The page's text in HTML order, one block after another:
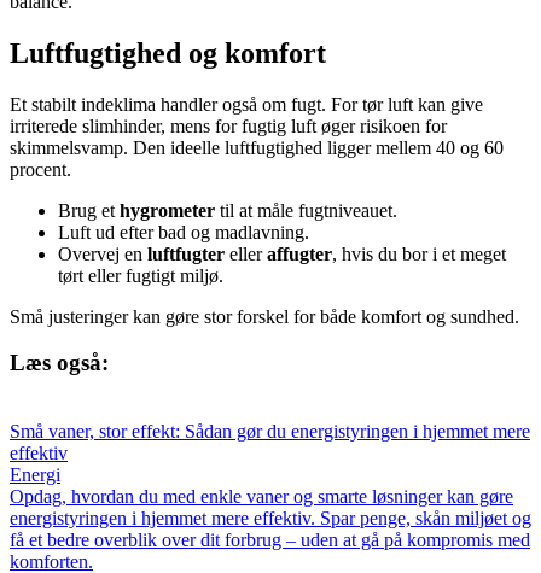
Luftfugtighed og komfort
Et stabilt indeklima handler også om fugt. For tør luft kan give
irriterede slimhinder, mens for fugtig luft øger risikoen for
skimmelsvamp. Den ideelle luftfugtighed ligger mellem 40 og 60
procent.
Brug et hygrometer til at måle fugtniveauet.
Luft ud efter bad og madlavning.
Overvej en luftfugter elleraffugter, hvis du bor i et meget
tørt eller fugtigt miljø.
Små justeringer kan gøre stor forskel for både komfort og sundhed.
Læs også:
Små vaner, stor effekt: Sådan gør du energistyringen i hjemmet mere
effektiv
Energi
Opdag, hvordan du med enkle vaner og smarte løsninger kan gøre
energistyringen i hjemmet mere effektiv. Spar penge, skån miljøet og
få et bedre overblik over dit forbrug – uden at gå på kompromis med
komforten.